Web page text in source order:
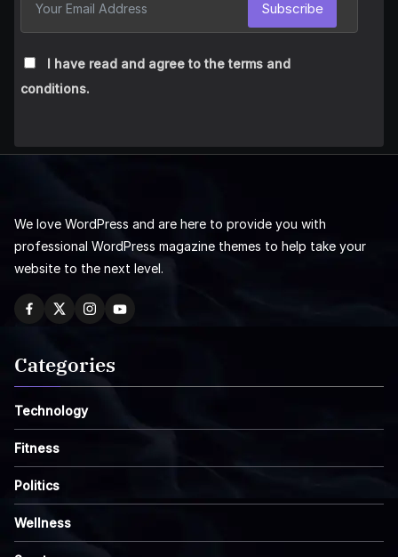
I have read and agree to the terms and
conditions.
Subscribe
We love WordPress and are here to provide you with
professional WordPress magazine themes to help take your
website to the next level.
Categories
Technology
Fitness
Politics
Wellness